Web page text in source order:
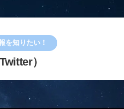
を知りたい！
）